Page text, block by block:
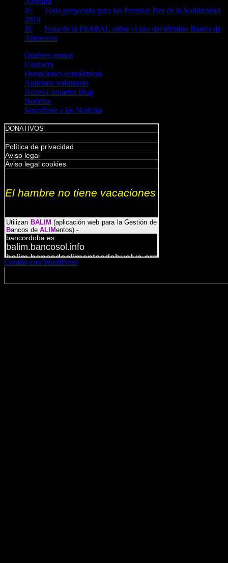
JE
Todo preparado para los Premios Pan de la Solidaridad
2014
JE
Nota de la FESBAL sobre el uso del término Banco de
Alimentos
Quiénes somos
Contacto
Donaciones económicas
Apúntate voluntario
Acceso usuarios blog
Noticias
Suscríbete a las Noticias
Creado con WordPress